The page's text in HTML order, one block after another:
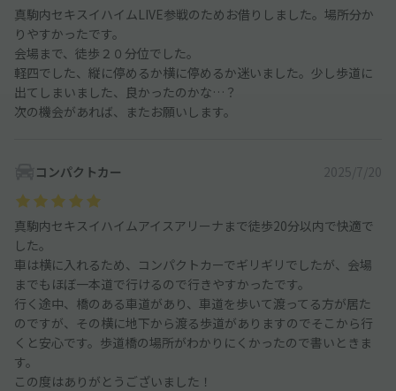
真駒内セキスイハイムLIVE参戦のためお借りしました。場所分か
りやすかったです。
会場まで、徒歩２０分位でした。
軽四でした、縦に停めるか横に停めるか迷いました。少し歩道に
出てしまいました、良かったのかな…？
次の機会があれば、またお願いします。
コンパクトカー 2025/7/20
真駒内セキスイハイムアイスアリーナまで徒歩20分以内で快適で
した。
車は横に入れるため、コンパクトカーでギリギリでしたが、会場
までもほぼ一本道で行けるので行きやすかったです。
行く途中、橋のある車道があり、車道を歩いて渡ってる方が居た
のですが、その横に地下から渡る歩道がありますのでそこから行
くと安心です。歩道橋の場所がわかりにくかったので書いときま
す。
この度はありがとうございました！